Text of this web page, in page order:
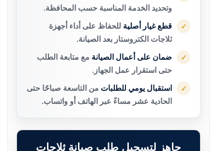
وتحديد الخدمة المناسبة حسب المحافظة.
✓ قطع غيار أصلية للحفاظ على أداء أجهزة
ثلاجات الكتروستار بعد الصيانة.
✓ ضمان على أعمال الصيانة مع متابعة الطلب
حتى استقرار عمل الجهاز.
✓ استقبال يومي للطلبات من التاسعة صباحًا حتى
الحادية عشر مساءً عبر الهاتف أو واتساب.
جاهز لتسجيل طلب صيانة ثلاجات